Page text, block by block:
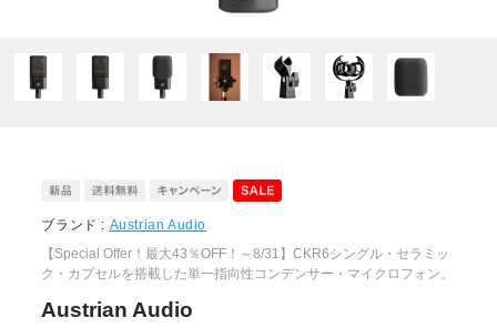
ブランド : Austrian Audio
【Special Offer！最大43％OFF！～8/31】CKR6シングル・セラミッ
ク・カプセルを搭載した単一指向性コンデンサー・マイクロフォン。
Austrian Audio